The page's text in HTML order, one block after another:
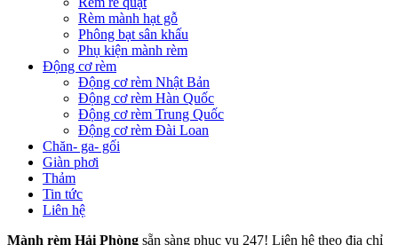
Rèm mành hạt gỗ
Phông bạt sân khấu
Phụ kiện mành rèm
Động cơ rèm
Động cơ rèm Nhật Bản
Động cơ rèm Hàn Quốc
Động cơ rèm Trung Quốc
Động cơ rèm Đài Loan
Chăn- ga- gối
Giàn phơi
Thảm
Tin tức
Liên hệ
Mành rèm Hải Phòng sẵn sàng phục vụ 247! Liên hệ theo địa chỉ